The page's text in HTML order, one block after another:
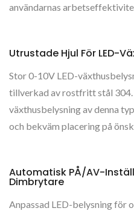
användarnas
Utrustade Hjul För LED-
Stor 0-10V LED-
tillverkad av rostfritt stål 304.
växthusbelysning av denna
och bekväm placering på
Automatisk PÅ/AV-
Dimbrytare
Anpassad LED-belysning för